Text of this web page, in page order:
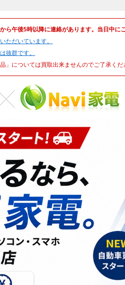
ら午後5時以降に連絡があります。当日中に
ただいています。
抜群です。
」については買取出来ませんのでご了承くだ